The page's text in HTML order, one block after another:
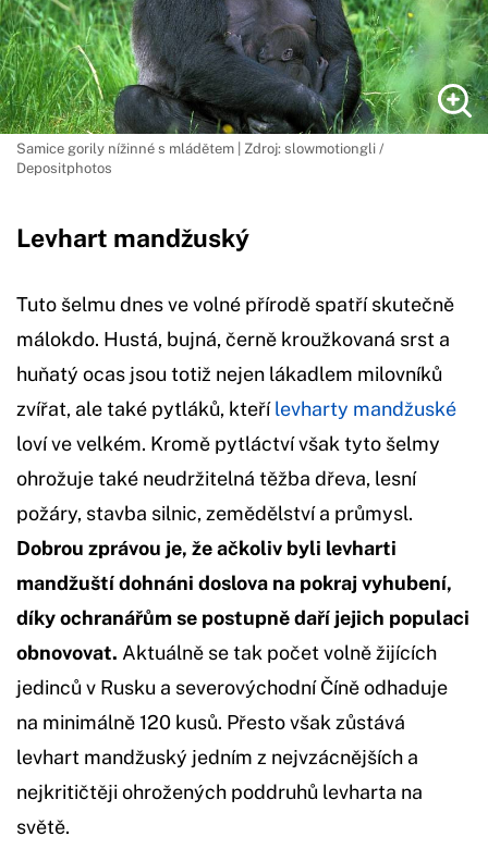
Samice gorily nížinné s mládětem | Zdroj: slowmotiongli /
Depositphotos
Levhart mandžuský
Tuto šelmu dnes ve volné přírodě spatří skutečně
málokdo. Hustá, bujná, černě kroužkovaná srst a
huňatý ocas jsou totiž nejen lákadlem milovníků
zvířat, ale také pytláků, kteřílevharty mandžuské
loví ve velkém. Kromě pytláctví však tyto šelmy
ohrožuje také neudržitelná těžba dřeva, lesní
požáry, stavba silnic, zemědělství a průmysl.
Dobrou zprávou je, že ačkoliv byli levharti
mandžuští dohnáni doslova na pokraj vyhubení,
díky ochranářům se postupně daří jejich populaci
obnovovat. Aktuálně se tak počet volně žijících
jedinců v Rusku a severovýchodní Číně odhaduje
na minimálně 120 kusů. Přesto však zůstává
levhart mandžuský jedním z nejvzácnějších a
nejkritičtěji ohrožených poddruhů levharta na
světě.